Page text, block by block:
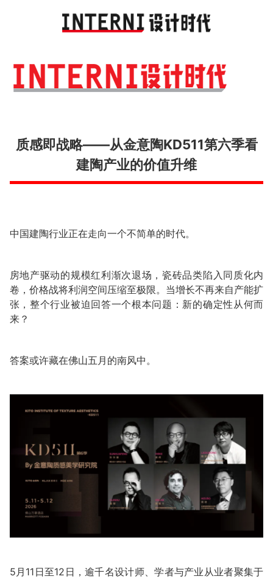
质感即战略——从金意陶KD511第六季看
建陶产业的价值升维
中国建陶行业正在走向一个不简单的时代。
房地产驱动的规模红利渐次退场，瓷砖品类陷入同质化内
卷，价格战将利润空间压缩至极限。当增长不再来自产能扩
张，整个行业被迫回答一个根本问题：新的确定性从何而
来？
答案或许藏在佛山五月的南风中。
5月11日至12日，逾千名设计师、学者与产业从业者聚集于